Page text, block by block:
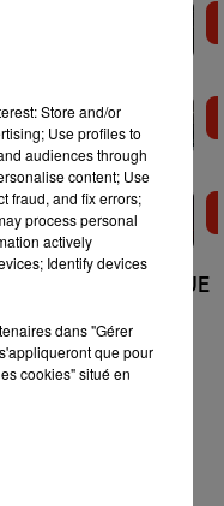
+ DE MUSIQUE
Store and/or
Use profiles to
audiences through
content; Use
fraud, and fix errors;
process personal
actively
Identify devices
dans "Gérer
que pour
cookies" situé en